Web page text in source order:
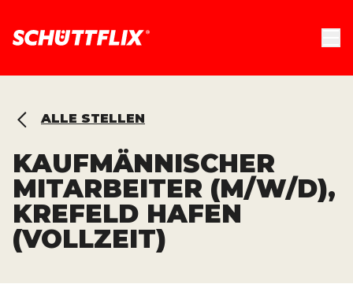
ALLE STELLEN
KAUFMÄNNISCHER
MITARBEITER (M/W/D),
KREFELD HAFEN
(VOLLZEIT)